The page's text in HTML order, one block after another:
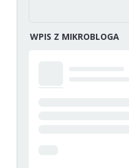
WPIS Z MIKROBLOGA